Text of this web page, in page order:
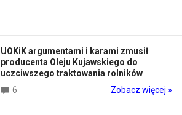
UOKiK argumentami i karami zmusił
producenta Oleju Kujawskiego do
uczciwszego traktowania rolników
6
Zobacz więcej »